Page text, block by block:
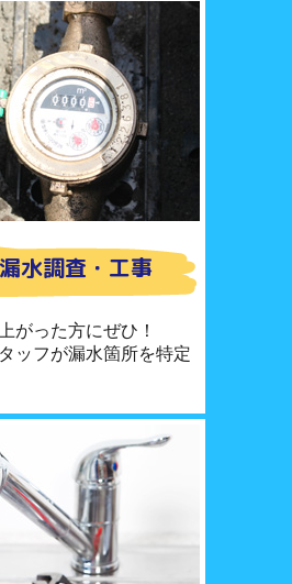
漏水調査・工事
がった方にぜひ！
ッフが漏水箇所を特定